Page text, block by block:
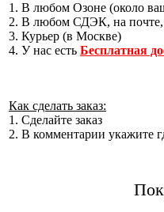
1. В любом Озоне (около
2. В любом СДЭК, на почте,
3. Курьер (в Москве)
4. У нас есть Бесплатная
Как сделать заказ:
1. Сделайте заказ
2. В комментарии укажите